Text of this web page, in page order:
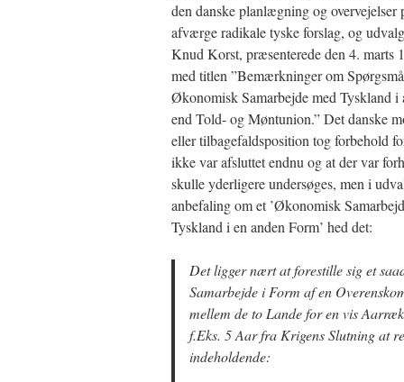
den danske planlægning og overvejelser
afværge radikale tyske forslag, og
Knud Korst, præsenterede den 4. marts
med titlen ”Bemærkninger om
Økonomisk Samarbejde med Tyskland i
end Told- og Møntunion.” Det danske
eller tilbagefaldsposition tog forbehold
ikke var afsluttet endnu og at der var
skulle yderligere undersøges, men i
anbefaling om et ’Økonomisk
Tyskland i en anden Form’ hed det:
Det ligger nært at forestille sig et
Samarbejde i Form af en
mellem de to Lande for en vis
f.Eks. 5 Aar fra Krigens Slutning at
indeholdende: